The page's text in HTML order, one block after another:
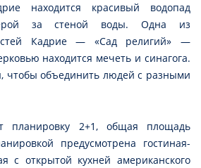
находится красивый водопад
за стеной воды. Одна из
Кадрие — «Сад религий» —
находится мечеть и синагога.
чтобы объединить людей с разными
планировку 2+1, общая площадь
предусмотрена гостиная-
с открытой кухней американского